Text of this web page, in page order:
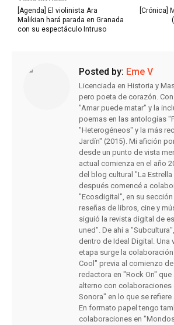
[Crónica]
[Agenda] El violinista Ara
Malikian hará parada en Granada
con su espectáculo Intruso
Posted by: Eme V
Licenciada en Historia y
pero poeta de corazón.
"Amar puede matar" y la
poemas en las antologías
"Heterogéneos" y la más
Jardín" (2015). Mi afición
desde un punto de vista
actual comienza en el año
del blog cultural "La
después comencé a
"Ecosdigital", en su
reseñas de libros, cine y
siguió la revista digital de
uned". De ahí a
dentro de Ideal Digital. Una
etapa surge la
Cool" previa al comienzo
redactora en "Rock On"
alterno con colaboraciones
Sonora" en lo que se
En formato papel tengo
colaboraciones en